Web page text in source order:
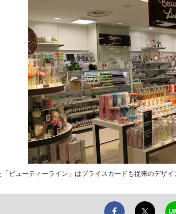
ビューティーライン」はプライスカードも従来のデザイ